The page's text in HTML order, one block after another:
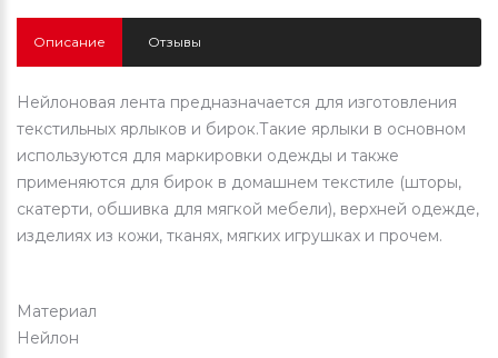
Описание Отзывы
Нейлоновая лента предназначается для изготовления
текстильных ярлыков и бирок.Такие ярлыки в основном
используются для маркировки одежды и также
применяются для бирок в домашнем текстиле (шторы,
скатерти, обшивка для мягкой мебели), верхней одежде,
изделиях из кожи, тканях, мягких игрушках и прочем.
Материал
Нейлон